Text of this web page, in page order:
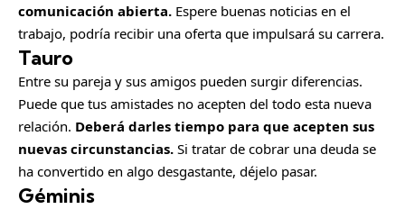
comunicación abierta. Espere buenas noticias en el
trabajo, podría recibir una oferta que impulsará su carrera.
Tauro
Entre su pareja y sus amigos pueden surgir diferencias.
Puede que tus amistades no acepten del todo esta nueva
relación. Deberá darles tiempo para que acepten sus
nuevas circunstancias. Si tratar de cobrar una deuda se
ha convertido en algo desgastante, déjelo pasar.
Géminis